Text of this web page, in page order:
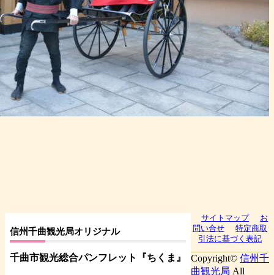
信州千曲観光局オリジナル
千曲市観光総合パンフレット 『ちくま 』
サイトマップ
お
問い合せ
特定商取
引法に基づく表記
Copyright© 信州千
曲観光局 All